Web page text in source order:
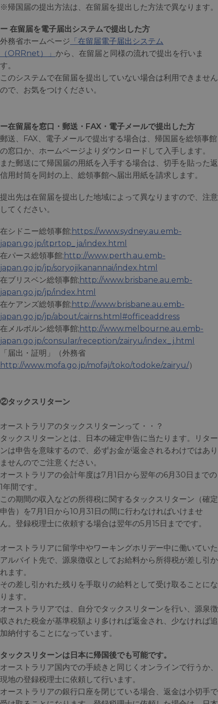
※帰国届の提出方法は、在留届を提出した方法で異なります。
ー 在留届を電子届出システムで提出した方
外務省ホームページ 「在留届電子届出システム
（ORRnet）」 から、在留届と同様の流れで提出を行いま
す。
このシステムで在留届を提出していない場合は利用できません
ので、お気をつけください。
ー在留届を窓口・郵送・FAX・電子メールで提出した方
郵送、FAX、電子メールで提出する場合は、帰国届を総領事館
の窓口か、ホームページよりダウンロードして入手します。
また郵送にて帰国届の用紙を入手する場合は、切手を貼った返
信用封筒を同封の上、総領事館へ届出用紙を請求します。
提出先は在留届を提出した地域によって異なりますので、注意
してください。
在シドニー総領事館; https://www.sydney.au.emb-
japan.go.jp/itprtop_ja/index.html
在パース総領事館; http://www.perth.au.emb-
japan.go.jp/jp/soryojikanannai/index.html
在ブリスベン総領事館; http://www.brisbane.au.emb-
japan.go.jp/jp/index.html
在ケアンズ総領事館; http://www.brisbane.au.emb-
japan.go.jp/jp/about/cairns.html#officeaddress
在メルボルン総領事館; http://www.melbourne.au.emb-
japan.go.jp/consular/reception/zairyu/index_j.html
「届出・証明」（外務省
http://www.mofa.go.jp/mofaj/toko/todoke/zairyu/）
②タックスリターン
オーストラリアのタックスリターンって・・？
タックスリターンとは、日本の確定申告に当たります。リター
ンは申告を意味するので、必ずお金が返金されるわけではあり
ませんのでご注意ください。
オーストラリアの会計年度は7月1日から翌年の6月30日までの
1年間です。
この期間の収入などの所得税に関するタックスリターン（確定
申告）を7月1日から10月31日の間に行わなければいけませ
ん。登録税理士に依頼する場合は翌年の5月15日までです。
オーストラリアに留学中やワーキングホリデー中に働いていた
アルバイト先で、源泉徴収としてお給料から所得税が差し引か
れます。
その差し引かれた残りを手取りの給料として受け取ることにな
ります。
オーストラリアでは、自分でタックスリターンを行い、源泉徴
収された税金が基準税額より多ければ返金され、少なければ追
加納付することになっています。
タックスリターンは日本に帰国後でも可能です。
オーストラリア国内での手続きと同じくオンラインで行うか、
現地の登録税理士に依頼して行います。
オーストラリアの銀行口座を閉じている場合、返金は小切手で